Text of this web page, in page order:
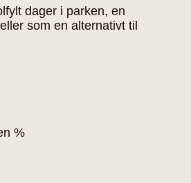
dager i parken, en
som en alternativt til
%